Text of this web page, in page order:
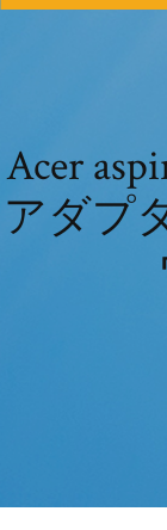
Acer
アダプ